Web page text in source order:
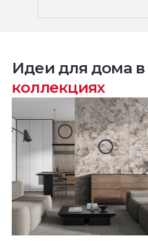
Идеи для дома в
коллекциях